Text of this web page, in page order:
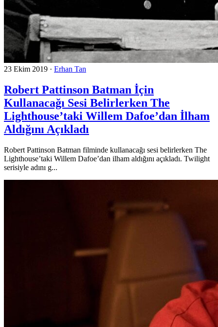
23 Ekim 2019 · Erhan Tan
Robert Pattinson Batman İçin
Kullanacağı Sesi Belirlerken The
Lighthouse’taki Willem Dafoe’dan İlham
Aldığını Açıkladı
Robert Pattinson Batman filminde kullanacağı sesi belirlerken The
Lighthouse’taki Willem Dafoe’dan ilham aldığını açıkladı. Twilight
serisiyle adını g...